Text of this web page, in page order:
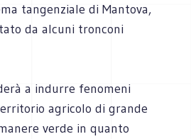
tangenziale di Mantova,
da alcuni tronconi
a indurre fenomeni
agricolo di grande
verde in quanto